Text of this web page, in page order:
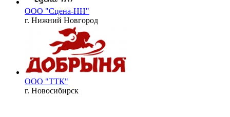
ООО "Сцена-НН"
г. Нижний Новгород
ООО "ТТК"
г. Новосибирск